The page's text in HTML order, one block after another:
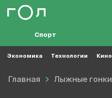
Спорт
Экономика Технологии Кино
Главная Лыжные гонки